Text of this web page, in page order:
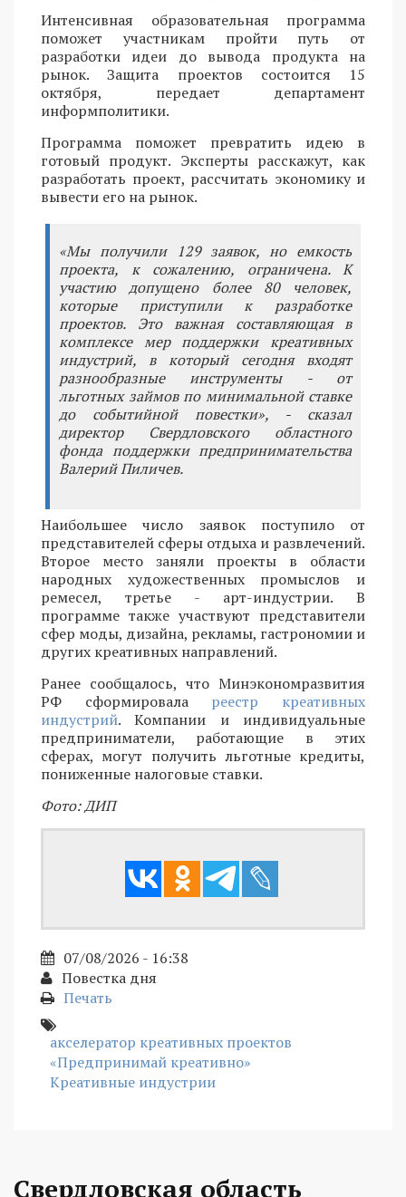
Интенсивная образовательная программа
поможет участникам пройти путь от
разработки идеи до вывода продукта на
рынок. Защита проектов состоится 15
октября, передает департамент
информполитики.
Программа поможет превратить идею в
готовый продукт. Эксперты расскажут, как
разработать проект, рассчитать экономику и
вывести его на рынок.
«Мы получили 129 заявок, но емкость
проекта, к сожалению, ограничена. К
участию допущено более 80 человек,
которые приступили к разработке
проектов. Это важная составляющая в
комплексе мер поддержки креативных
индустрий, в который сегодня входят
разнообразные инструменты - от
льготных займов по минимальной ставке
до событийной повестки», - сказал
директор Свердловского областного
фонда поддержки предпринимательства
Валерий Пиличев.
Наибольшее число заявок поступило от
представителей сферы отдыха и развлечений.
Второе место заняли проекты в области
народных художественных промыслов и
ремесел, третье - арт-индустрии. В
программе также участвуют представители
сфер моды, дизайна, рекламы, гастрономии и
других креативных направлений.
Ранее сообщалось, что Минэкономразвития
РФ сформировала реестр креативных
индустрий. Компании и индивидуальные
предприниматели, работающие в этих
сферах, могут получить льготные кредиты,
пониженные налоговые ставки.
Фото: ДИП
07/08/2026 - 16:38
Повестка дня
Печать
акселератор креативных проектов
«Предпринимай креативно»
Креативные индустрии
Свердловская область